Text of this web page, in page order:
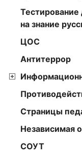
на знание
ЦОС
Антитеррор
Страницы
Независимая
СОУТ